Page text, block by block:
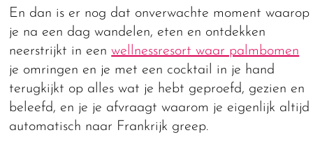
En dan is er nog dat onverwachte moment waarop
je na een dag wandelen, eten en ontdekken
neerstrijkt in eenwellnessresort waar palmbomen
je omringen en je met een cocktail in je hand
terugkijkt op alles wat je hebt geproefd, gezien en
beleefd, en je je afvraagt waarom je eigenlijk altijd
automatisch naar Frankrijk greep.